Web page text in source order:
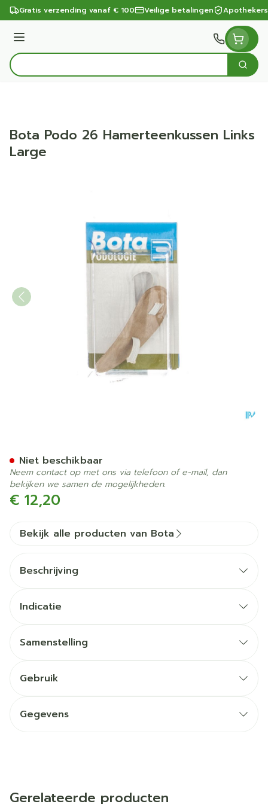
Ga naar de inhoud
Gratis verzending vanaf € 100 Veilige betalingen
Menu
Product, merk, categorie...
Zoek
Bota Podo 26 Hamerteenkussen Links
Large
€ 12,20
Niet beschikbaar
Neem contact op met ons via telefoon of e-mail, dan
bekijken we samen de mogelijkheden.
Bekijk alle producten van Bota
Beschrijving
Indicatie
Samenstelling
Gebruik
Gegevens
Gerelateerde producten